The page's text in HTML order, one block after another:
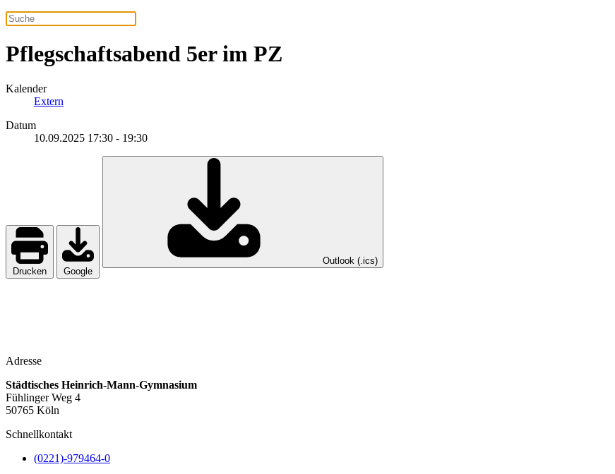
Pflegschaftsabend 5er im PZ
Kalender
Extern
Datum
10.09.2025 17:30 - 19:30
Drucken Google
Outlook (.ics)
Adresse
Städtisches Heinrich-Mann-Gymnasium
Fühlinger Weg 4
50765 Köln
Schnellkontakt
(0221)-979464-0